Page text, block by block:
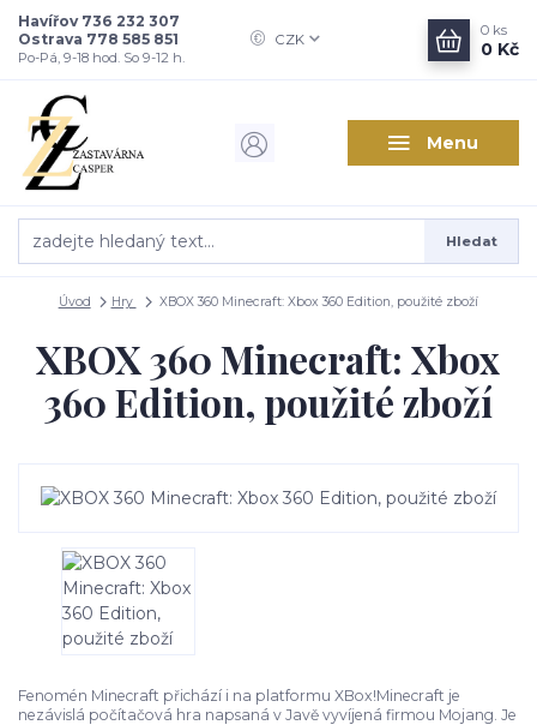
Menu
CZK
Hledat
Havířov 736 232 307
Ostrava 778 585 851
Po-Pá, 9-18 hod. So 9-12 h.
0 ks
0 Kč
Úvod Hry XBOX 360 Minecraft: Xbox 360 Edition, použité zboží
XBOX 360 Minecraft: Xbox
360 Edition, použité zboží
Fenomén Minecraft přichází i na platformu XBox!Minecraft je
nezávislá počítačová hra napsaná v Javě vyvíjená firmou Mojang. Je